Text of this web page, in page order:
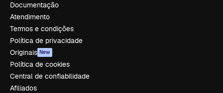
Documentação
Atendimento
Termos e condições
Política de privacidade
Originais New
Política de cookies
Central de confiabilidade
Afiliados